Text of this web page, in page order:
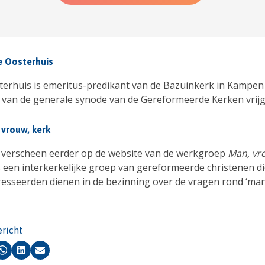
Oosterhuis
is emeritus-predikant van de Bazuinkerk in
de generale synode van de Gereformeerde Kerken
kerk
eerder op de website van de werkgroep Man,
een interkerkelijke groep van gereformeerde christenen
dienen in de bezinning over de vragen rond
Whatsapp
LinkedInE-mail